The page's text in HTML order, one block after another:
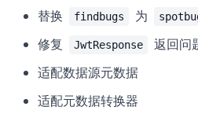
替换 findbugs 为
修复 JwtResponse
返回问
适配数据源元数据
适配元数据转换器